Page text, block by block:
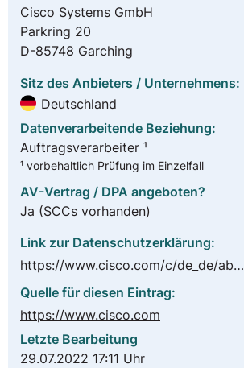
Cisco Systems GmbH
Parkring 20
D-85748 Garching
Sitz des Anbieters / Unternehmens:
Deutschland
Datenverarbeitende Beziehung:
Auftragsverarbeiter ¹
¹ vorbehaltlich Prüfung im Einzelfall
AV-Vertrag / DPA angeboten?
Ja (SCCs vorhanden)
Link zur Datenschutzerklärung:
https://www.cisco.com/c/de_de/about/legal/privacy-full.html
Quelle für diesen Eintrag:
https://www.cisco.com
Letzte Bearbeitung
29.07.2022 17:11 Uhr